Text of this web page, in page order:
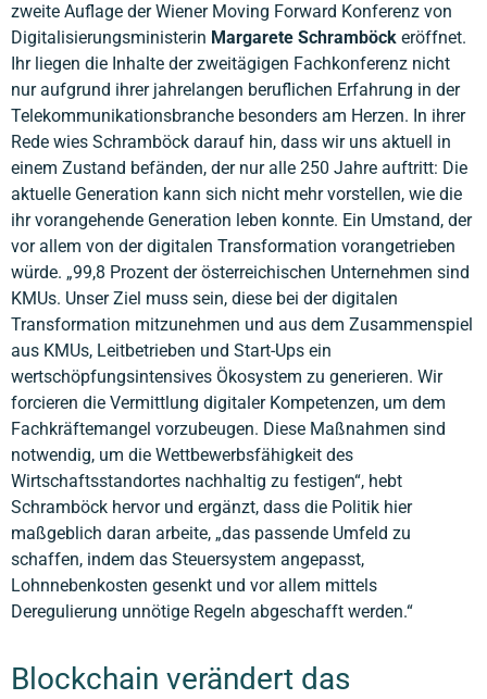
zweite Auflage der Wiener Moving Forward Konferenz von
Digitalisierungsministerin Margarete Schramböck eröffnet.
Ihr liegen die Inhalte der zweitägigen Fachkonferenz nicht
nur aufgrund ihrer jahrelangen beruflichen Erfahrung in der
Telekommunikationsbranche besonders am Herzen. In ihrer
Rede wies Schramböck darauf hin, dass wir uns aktuell in
einem Zustand befänden, der nur alle 250 Jahre auftritt: Die
aktuelle Generation kann sich nicht mehr vorstellen, wie die
ihr vorangehende Generation leben konnte. Ein Umstand, der
vor allem von der digitalen Transformation vorangetrieben
würde. „99,8 Prozent der österreichischen Unternehmen sind
KMUs. Unser Ziel muss sein, diese bei der digitalen
Transformation mitzunehmen und aus dem Zusammenspiel
aus KMUs, Leitbetrieben und Start-Ups ein
wertschöpfungsintensives Ökosystem zu generieren. Wir
forcieren die Vermittlung digitaler Kompetenzen, um dem
Fachkräftemangel vorzubeugen. Diese Maßnahmen sind
notwendig, um die Wettbewerbsfähigkeit des
Wirtschaftsstandortes nachhaltig zu festigen“, hebt
Schramböck hervor und ergänzt, dass die Politik hier
maßgeblich daran arbeite, „das passende Umfeld zu
schaffen, indem das Steuersystem angepasst,
Lohnnebenkosten gesenkt und vor allem mittels
Deregulierung unnötige Regeln abgeschafft werden.“
Blockchain verändert das